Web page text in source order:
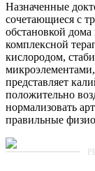
Назначенные
сочетающиеся с
обстановкой дома
комплексной
кислородом,
представляет
положительно
нормализовать
правильные